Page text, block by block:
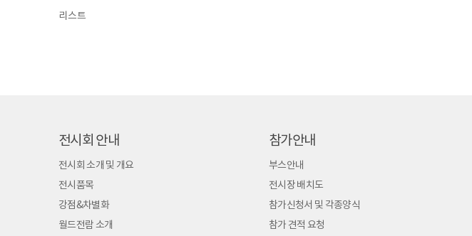
리스트
전시회 안내
전시회 소개 및 개요
전시품목
강점&차별화
월드전람 소개
참가안내
부스안내
전시장 배치도
참가신청서 및 각종양식
참가 견적 요청